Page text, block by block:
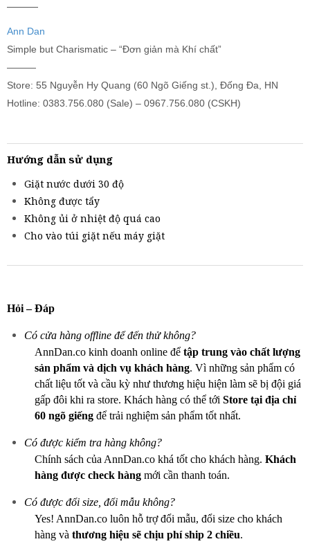
———
Ann Dan
Simple but Charismatic – “Đơn giản mà Khí chất”
———
Store: 55 Nguyễn Hy Quang (60 Ngõ Giếng st.), Đống Đa, HN
Hotline: 0383.756.080 (Sale) – 0967.756.080 (CSKH)
Hướng dẫn sử dụng
Giặt nước dưới 30 độ
Không được tẩy
Không ủi ở nhiệt độ quá cao
Cho vào túi giặt nếu máy giặt
Hỏi – Đáp
Có cửa hàng offline để đến thử không?
AnnDan.co kinh doanh online để tập trung vào chất lượng
sản phẩm và dịch vụ khách hàng. Vì những sản phẩm có
chất liệu tốt và cầu kỳ như thương hiệu hiện làm sẽ bị đội giá
gấp đôi khi ra store. Khách hàng có thể tới Store tại địa chỉ
60 ngõ giếng để trải nghiệm sản phẩm tốt nhất.
Có được kiểm tra hàng không?
Chính sách của AnnDan.co khá tốt cho khách hàng. Khách
hàng được check hàng mới cần thanh toán.
Có được đổi size, đổi mẫu không?
Yes! AnnDan.co luôn hỗ trợ đổi mẫu, đổi size cho khách
hàng và thương hiệu sẽ chịu phí ship 2 chiều.